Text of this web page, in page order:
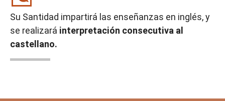
Su Santidad impartirá las enseñanzas en inglés, y
se realizará interpretación consecutiva al
castellano.